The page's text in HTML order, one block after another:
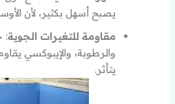
يصبح أسهل بكثير، لأن
مقاومة للتغيرات الجوية:
والرطوبة، والإيبوكسي
يتأثر.